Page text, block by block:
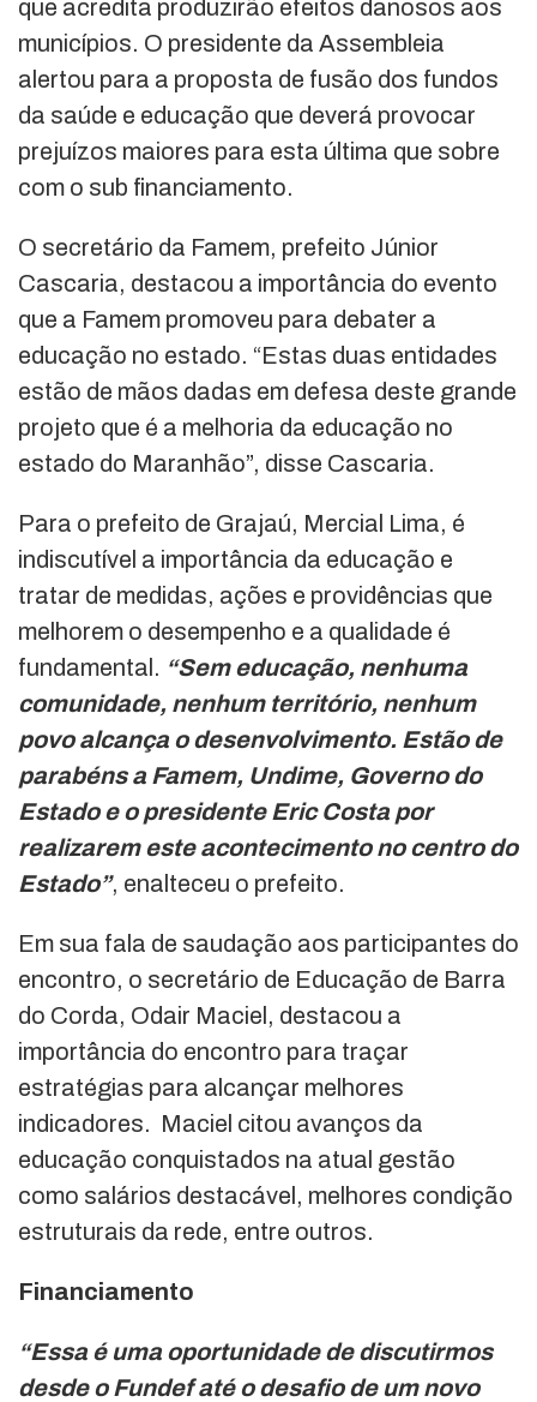
que acredita produzirão efeitos danosos aos
municípios. O presidente da Assembleia
alertou para a proposta de fusão dos fundos
da saúde e educação que deverá provocar
prejuízos maiores para esta última que sobre
com o sub financiamento.
O secretário da Famem, prefeito Júnior
Cascaria, destacou a importância do evento
que a Famem promoveu para debater a
educação no estado. “Estas duas entidades
estão de mãos dadas em defesa deste grande
projeto que é a melhoria da educação no
estado do Maranhão”, disse Cascaria.
Para o prefeito de Grajaú, Mercial Lima, é
indiscutível a importância da educação e
tratar de medidas, ações e providências que
melhorem o desempenho e a qualidade é
fundamental. “Sem educação, nenhuma
comunidade, nenhum território, nenhum
povo alcança o desenvolvimento. Estão de
parabéns a Famem, Undime, Governo do
Estado e o presidente Eric Costa por
realizarem este acontecimento no centro do
Estado”, enalteceu o prefeito.
Em sua fala de saudação aos participantes do
encontro, o secretário de Educação de Barra
do Corda, Odair Maciel, destacou a
importância do encontro para traçar
estratégias para alcançar melhores
indicadores. Maciel citou avanços da
educação conquistados na atual gestão
como salários destacável, melhores condição
estruturais da rede, entre outros.
Financiamento
“Essa é uma oportunidade de discutirmos
desde o Fundef até o desafio de um novo